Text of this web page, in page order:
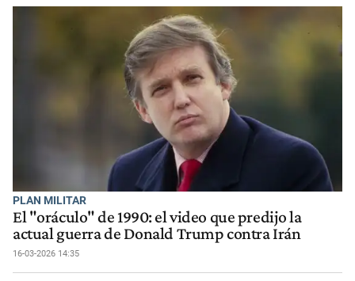
PLAN MILITAR
El "oráculo" de 1990: el video que predijo la
actual guerra de Donald Trump contra Irán
16-03-2026 14:35